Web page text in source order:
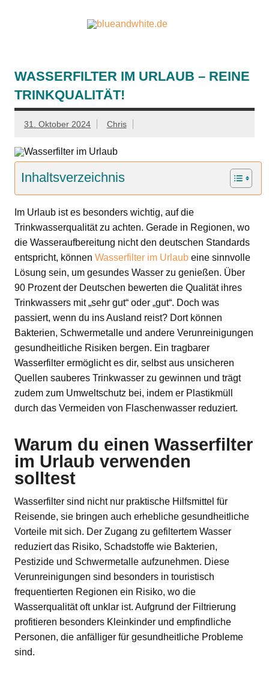
WASSERFILTER IM URLAUB – REINE
TRINKQUALITÄT!
31. Oktober 2024 Chris
Inhaltsverzeichnis
Im Urlaub ist es besonders wichtig, auf die
Trinkwasserqualität zu achten. Gerade in Regionen, wo
die Wasseraufbereitung nicht den deutschen Standards
entspricht, können Wasserfilter im Urlaub eine sinnvolle
Lösung sein, um gesundes Wasser zu genießen. Über
90 Prozent der Deutschen bewerten die Qualität ihres
Trinkwassers mit „sehr gut“ oder „gut“. Doch was
passiert, wenn du ins Ausland reist? Dort können
Bakterien, Schwermetalle und andere Verunreinigungen
gesundheitliche Risiken bergen. Ein tragbarer
Wasserfilter ermöglicht es dir, selbst aus unsicheren
Quellen sauberes Trinkwasser zu gewinnen und trägt
zudem zum Umweltschutz bei, indem er Plastikmüll
durch das Vermeiden von Flaschenwasser reduziert.
Warum du einen Wasserfilter
im Urlaub verwenden
solltest
Wasserfilter sind nicht nur praktische Hilfsmittel für
Reisende, sie bringen auch erhebliche gesundheitliche
Vorteile mit sich. Der Zugang zu gefiltertem Wasser
reduziert das Risiko, Schadstoffe wie Bakterien,
Pestizide und Schwermetalle aufzunehmen. Diese
Verunreinigungen sind besonders in touristisch
frequentierten Regionen ein Risiko, wo die
Wasserqualität oft unklar ist. Aufgrund der Filtrierung
profitieren besonders Kleinkinder und empfindliche
Personen, die anfälliger für gesundheitliche Probleme
sind.